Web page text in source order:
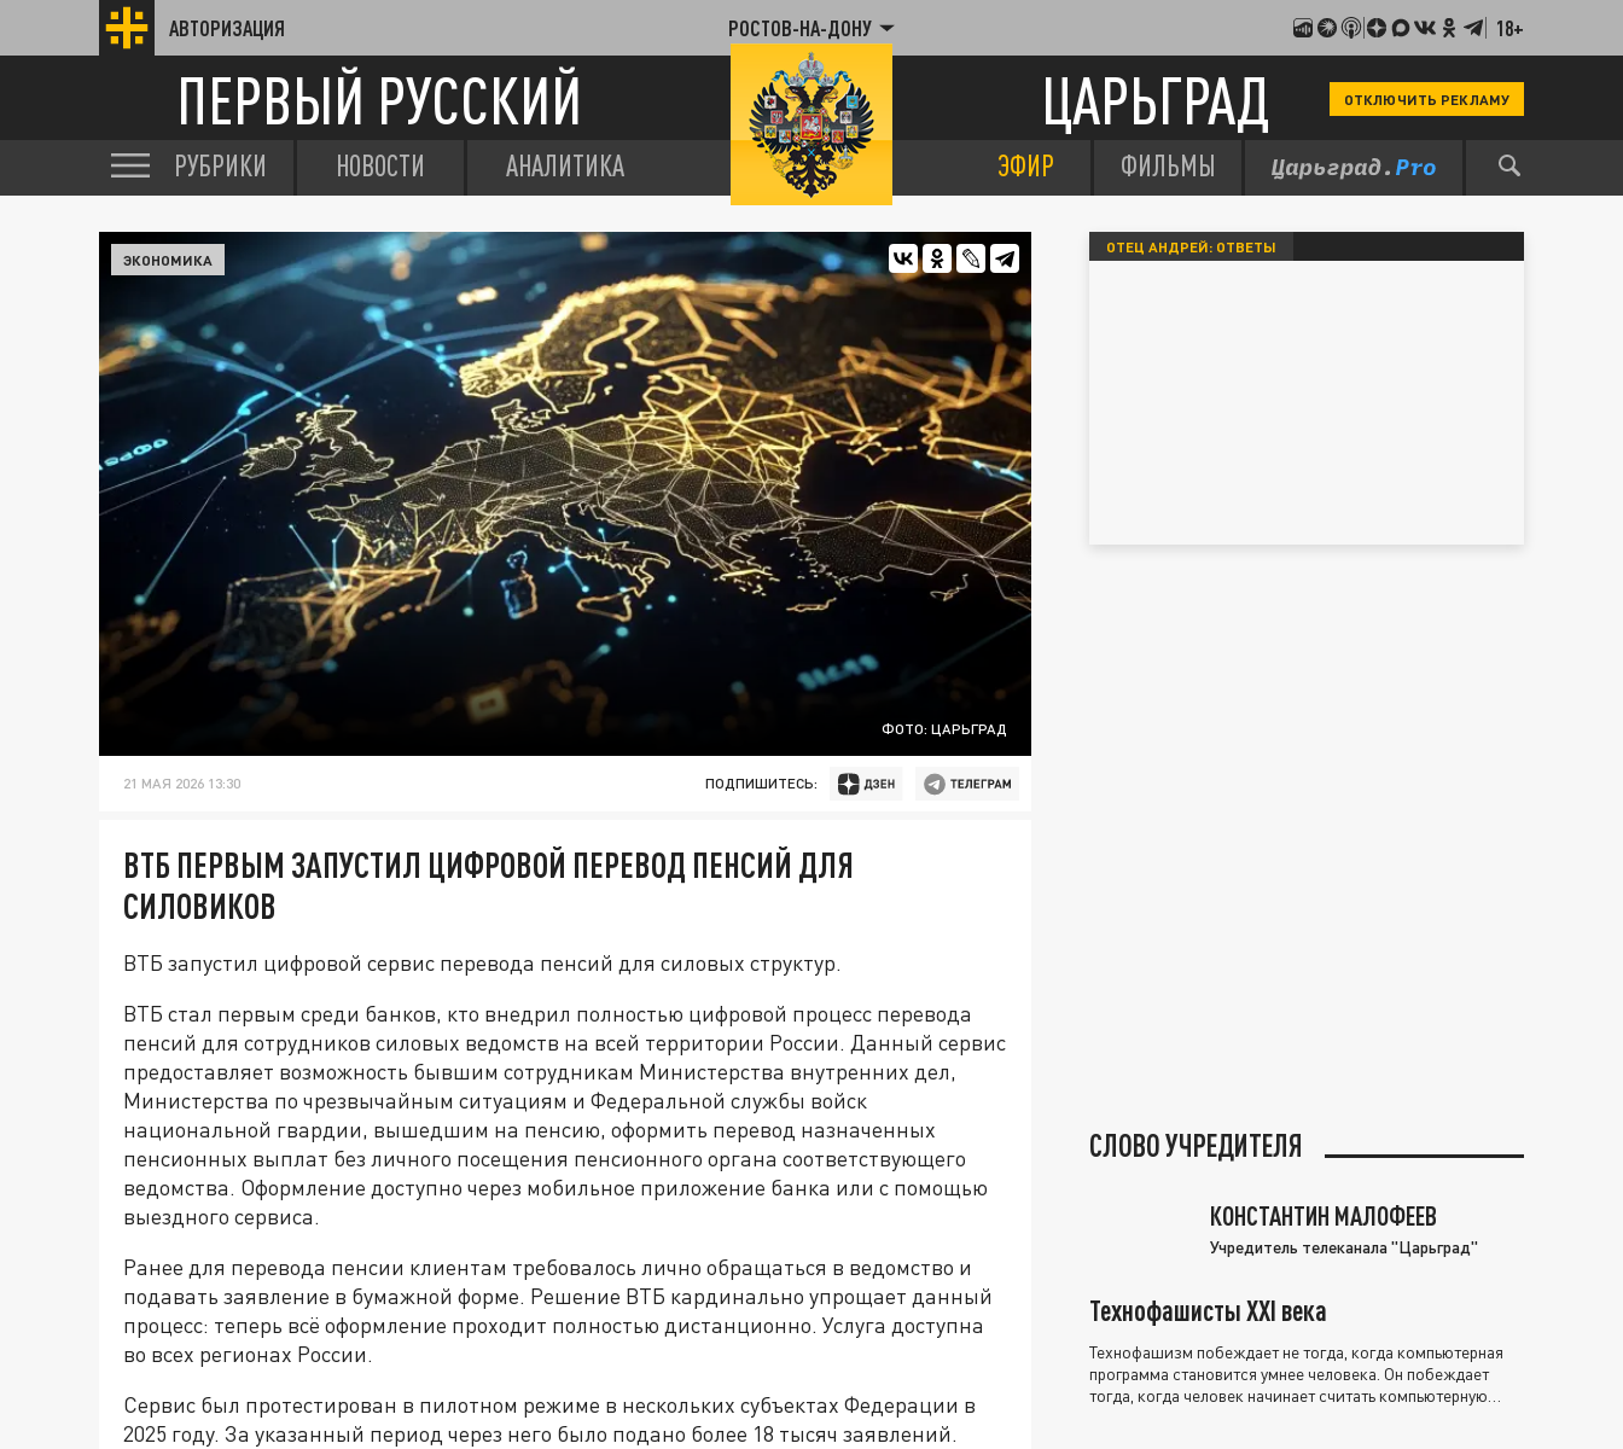
АВТОРИЗАЦИЯ РОСТОВ-НА-ДОНУ 18+
ПЕРВЫЙ РУССКИЙ ЦАРЬГРАД ОТКЛЮЧИТЬ РЕКЛАМУ
РУБРИКИ НОВОСТИ АНАЛИТИКА ЭФИР ФИЛЬМЫ
ФОТО: ЦАРЬГРАД
ЭКОНОМИКА
21 МАЯ 2026 13:30 ПОДПИШИТЕСЬ:
ВТБ ПЕРВЫМ ЗАПУСТИЛ ЦИФРОВОЙ ПЕРЕВОД ПЕНСИЙ ДЛЯ
СИЛОВИКОВ
ВТБ запустил цифровой сервис перевода пенсий для силовых структур.
ВТБ стал первым среди банков, кто внедрил полностью цифровой процесс перевода
пенсий для сотрудников силовых ведомств на всей территории России. Данный сервис
предоставляет возможность бывшим сотрудникам Министерства внутренних дел,
Министерства по чрезвычайным ситуациям и Федеральной службы войск
национальной гвардии, вышедшим на пенсию, оформить перевод назначенных
пенсионных выплат без личного посещения пенсионного органа соответствующего
ведомства. Оформление доступно через мобильное приложение банка или с помощью
выездного сервиса.
Ранее для перевода пенсии клиентам требовалось лично обращаться в ведомство и
подавать заявление в бумажной форме. Решение ВТБ кардинально упрощает данный
процесс: теперь всё оформление проходит полностью дистанционно. Услуга доступна
во всех регионах России.
Сервис был протестирован в пилотном режиме в нескольких субъектах Федерации в
2025 году. За указанный период через него было подано более 18 тысяч заявлений.
ОТЕЦ АНДРЕЙ: ОТВЕТЫ
СЛОВО УЧРЕДИТЕЛЯ
КОНСТАНТИН МАЛОФЕЕВ
Учредитель телеканала "Царьград"
Технофашисты XXI века
Технофашизм побеждает не тогда, когда компьютерная
программа становится умнее человека. Он побеждает
тогда, когда человек начинает считать компьютерную